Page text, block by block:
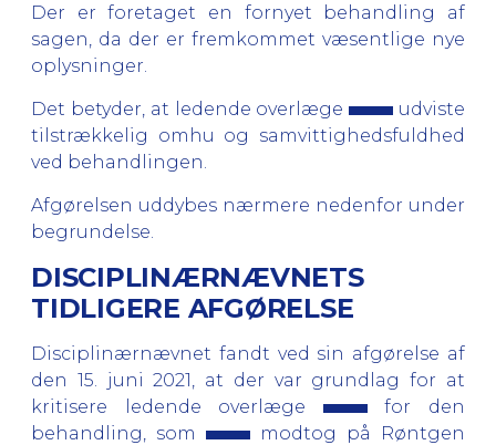
Der er foretaget en fornyet behandling af
sagen, da der er fremkommet væsentlige nye
oplysninger.
Det betyder, at ledende overlæge
udviste
tilstrækkelig omhu og samvittighedsfuldhed
ved behandlingen.
Afgørelsen uddybes nærmere nedenfor under
begrundelse.
DISCIPLINÆRNÆVNETS
TIDLIGERE AFGØRELSE
Disciplinærnævnet fandt ved sin afgørelse af
den 15. juni 2021, at der var grundlag for at
kritisere ledende overlæge
for den
behandling, som
modtog på Røntgen